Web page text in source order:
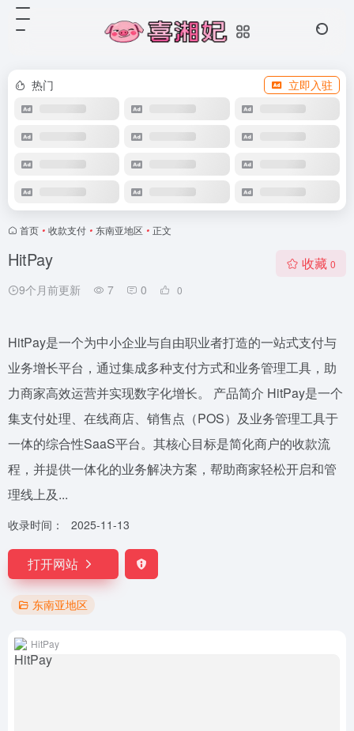
热门 立即入驻
首页 • 收款支付 • 东南亚地区 • 正文
HitPay
9个月前更新 7 0 0
收藏 0
HitPay是一个为中小企业与自由职业者打造的一站式支付与
业务增长平台，通过集成多种支付方式和业务管理工具，助
力商家高效运营并实现数字化增长。 产品简介 HitPay是一个
集支付处理、在线商店、销售点（POS）及业务管理工具于
一体的综合性SaaS平台。其核心目标是简化商户的收款流
程，并提供一体化的业务解决方案，帮助商家轻松开启和管
理线上及...
收录时间： 2025-11-13
打开网站
东南亚地区
HitPay